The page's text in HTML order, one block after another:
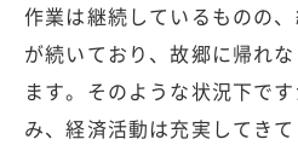
作業は継続しているものの
が続いており、故郷に帰れ
ます。そのような状況下で
み、経済活動は充実してきて